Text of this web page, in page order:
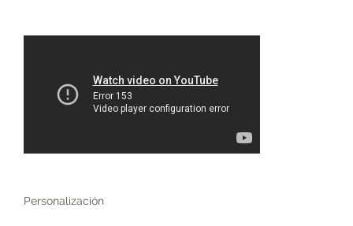
Personalización